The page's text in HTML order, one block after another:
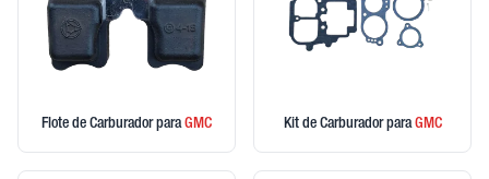
Flote de Carburador paraGMC Kit de Carburador paraGMC